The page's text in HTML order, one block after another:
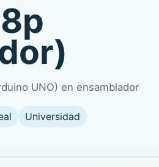
UNO) en ensamblador
Universidad